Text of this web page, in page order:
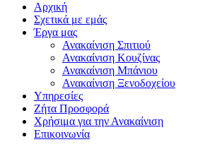
Αρχική
Σχετικά με εμάς
Έργα μας
Ανακαίνιση Σπιτιού
Ανακαίνιση Κουζίνας
Ανακαίνιση Μπάνιου
Ανακαίνιση Ξενοδοχείου
Υπηρεσίες
Ζήτα Προσφορά
Χρήσιμα για την Ανακαίνιση
Επικοινωνία